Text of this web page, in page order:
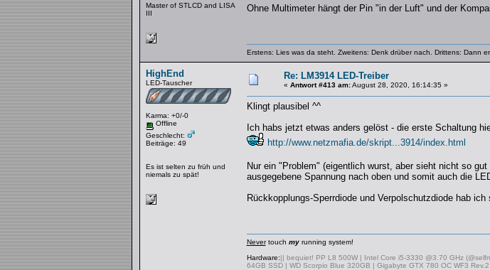
Master of STLCD and LISA
III
Ohne Multimeter hängt der Pin "in der Luft" und der
Erstens: Lies was da steht. Zweitens: Denk drüber nach. Drittens: Dann
HighEnd
LED-Tauscher
Karma: +0/-0
Offline
Geschlecht:
Beiträge: 49
Es ist selten zu früh und
niemals zu spät!
Re: LM3914 LED-Treiber
« Antwort #413 am:August 28, 2020, 16:14:35 »
Klingt plausibel ^^
Ich habs jetzt etwas anders gelöst - die erste Schaltung
http://www.netzmafia.de/skript...3914/index.html
Nur ein "Problem" (eigentlich wurst, aber sieht nicht so
ausgegebene Spannung nach oben und somit auch die
Rückkopplungs-Sperrdiode und Verpolschutzdiode hab ich
Nevertouch myrunning system!
Hardware:|| bequiet! PP L8 500W | Intel Core i5-3330 @3.70 GHz
64GB SSD | WD Scorpio Blue 320GB | Gigabyte GTX 780 OC WF3